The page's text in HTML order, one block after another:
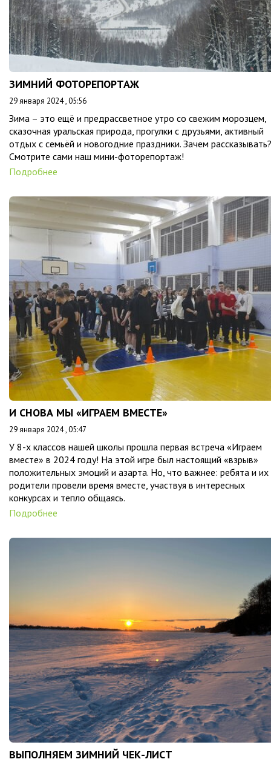
ЗИМНИЙ ФОТОРЕПОРТАЖ
29 января 2024 , 05:56
Зима – это ещё и предрассветное утро со свежим морозцем,
сказочная уральская природа, прогулки с друзьями, активный
отдых с семьёй и новогодние праздники. Зачем рассказывать?
Смотрите сами наш мини-фоторепортаж!
Подробнее
И СНОВА МЫ «ИГРАЕМ ВМЕСТЕ»
29 января 2024 , 05:47
У 8-х классов нашей школы прошла первая встреча «Играем
вместе» в 2024 году! На этой игре был настоящий «взрыв»
положительных эмоций и азарта. Но, что важнее: ребята и их
родители провели время вместе, участвуя в интересных
конкурсах и тепло общаясь.
Подробнее
ВЫПОЛНЯЕМ ЗИМНИЙ ЧЕК-ЛИСТ